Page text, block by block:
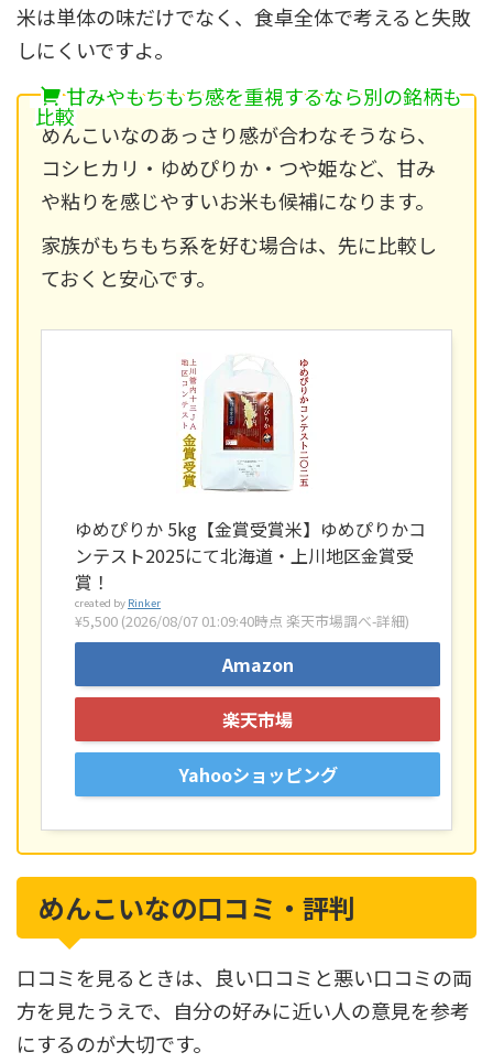
米は単体の味だけでなく、食卓全体で考えると失敗
しにくいですよ。
甘みやもちもち感を重視するなら別の銘柄も
比較
めんこいなのあっさり感が合わなそうなら、
コシヒカリ・ゆめぴりか・つや姫など、甘み
や粘りを感じやすいお米も候補になります。
家族がもちもち系を好む場合は、先に比較し
ておくと安心です。
ゆめぴりか 5kg【金賞受賞米】ゆめぴりかコ
ンテスト2025にて北海道・上川地区金賞受
賞！
created by Rinker
¥5,500 (2026/08/07 01:09:40時点 楽天市場調べ-詳細)
Amazon
楽天市場
Yahooショッピング
めんこいなの口コミ・評判
口コミを見るときは、良い口コミと悪い口コミの両
方を見たうえで、自分の好みに近い人の意見を参考
にするのが大切です。